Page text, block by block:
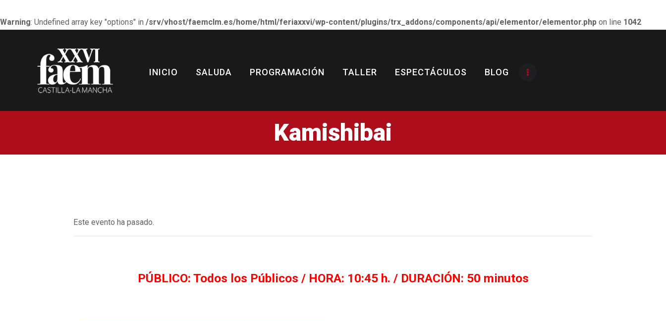
Warning: Undefined array key "options" in /srv/vhost/faemclm.es/home/html/feriaxxvi/wp-content/plugins/trx_addons/components/api/elementor/elementor.php on line 1042
INICIO SALUDA PROGRAMACIÓN TALLER ESPECTÁCULOS BLOG
Kamishibai
FERIA DE LAS ARTES ESCÉNICAS Y MUSICALES DE CASTILLA-LA MANCHA
Programación
Espectáculos
Entradas y abonos
Este evento ha pasado.
PÚBLICO: Todos los Públicos / HORA: 10:45 h. / DURACIÓN: 50 minutos